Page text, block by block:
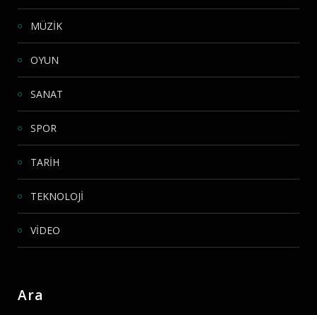
MÜZİK
OYUN
SANAT
SPOR
TARİH
TEKNOLOJİ
VİDEO
Ara